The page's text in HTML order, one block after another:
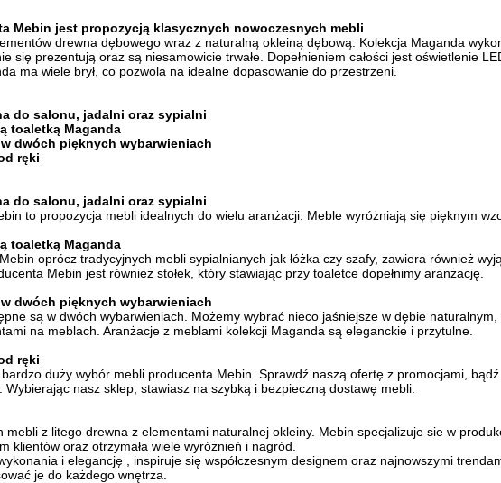
Mebin jest propozycją klasycznych nowoczesnych mebli
drewna dębowego wraz z naturalną okleiną dębową. Kolekcja Maganda
się prezentują oraz są niesamowicie trwałe. Dopełnieniem całości jest oświetlenie
ma wiele brył, co pozwola na idealne dopasowanie do przestrzeni.
do salonu, jadalni oraz sypialni
toaletką Maganda
dwóch pięknych wybarwieniach
ręki
do salonu, jadalni oraz sypialni
to propozycja mebli idealnych do wielu aranżacji. Meble wyróżniają się pięknym
toaletką Maganda
oprócz tradycyjnych mebli sypialnianych jak łóżka czy szafy, zawiera również
Mebin jest również stołek, który stawiając przy toaletce dopełnimy aranżację.
dwóch pięknych wybarwieniach
są w dwóch wybarwieniach. Możemy wybrać nieco jaśniejsze w dębie
na meblach. Aranżacje z meblami kolekcji Maganda są eleganckie i przytulne.
ręki
duży wybór mebli producenta Mebin. Sprawdź naszą ofertę z promocjami,
nasz sklep, stawiasz na szybką i bezpieczną dostawę mebli.
mebli z litego drewna z elementami naturalnej okleiny. Mebin specjalizuje sie w
klientów oraz otrzymała wiele wyróżnień i nagród.
i elegancję , inspiruje się współczesnym designem oraz najnowszymi
je do każdego wnętrza.